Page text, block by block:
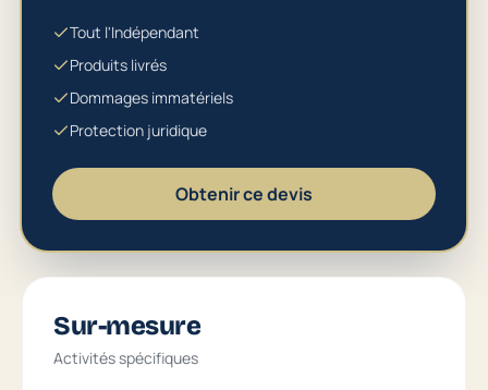
Tout l'Indépendant
Produits livrés
Dommages immatériels
Protection juridique
Obtenir ce devis
Sur-mesure
Activités spécifiques